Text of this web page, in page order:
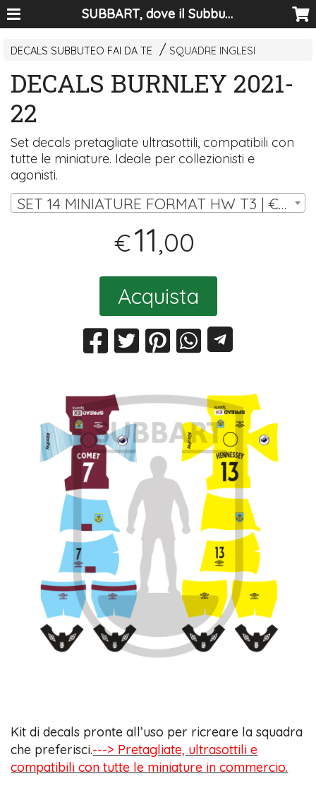
SUBBART, dove il Subbuteo diventa arte
DECALS SUBBUTEO FAI DA TE SQUADRE INGLESI
DECALS BURNLEY 2021-
22
Set decals pretagliate ultrasottili, compatibili con
tutte le miniature. Ideale per collezionisti e
agonisti.
SET 14 MINIATURE FORMAT HW T3 | € 11,00
€11,00
Acquista
Kit di decals pronte all’uso per ricreare la squadra
che preferisci.---> Pretagliate, ultrasottili e
compatibili con tutte le miniature in commercio.